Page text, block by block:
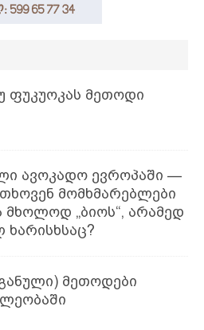
ფუკუოკას მეთოდი
ავოკადო ევროპაში —
მომხმარებლები
მხოლოდ „ბიოს“, არამედ
ხარისხსაც?
მეთოდები